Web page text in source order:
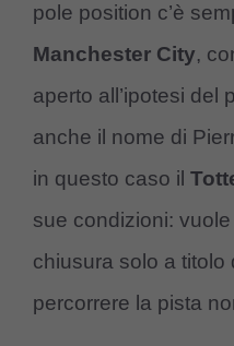
pole position c’è
Manchester City,
aperto all’ipotesi del
anche il nome di
in questo caso il
sue condizioni: vuole
chiusura solo a titolo
percorrere la pista